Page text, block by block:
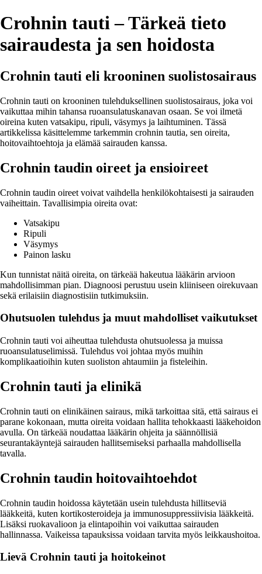
Crohnin tauti – Tärkeä tieto
sairaudesta ja sen hoidosta
Crohnin tauti eli krooninen suolistosairaus
Crohnin tauti on krooninen tulehduksellinen suolistosairaus, joka voi
vaikuttaa mihin tahansa ruoansulatuskanavan osaan. Se voi ilmetä
oireina kuten vatsakipu, ripuli, väsymys ja laihtuminen. Tässä
artikkelissa käsittelemme tarkemmin crohnin tautia, sen oireita,
hoitovaihtoehtoja ja elämää sairauden kanssa.
Crohnin taudin oireet ja ensioireet
Crohnin taudin oireet voivat vaihdella henkilökohtaisesti ja sairauden
vaiheittain. Tavallisimpia oireita ovat:
Vatsakipu
Ripuli
Väsymys
Painon lasku
Kun tunnistat näitä oireita, on tärkeää hakeutua lääkärin arvioon
mahdollisimman pian. Diagnoosi perustuu usein kliiniseen oirekuvaan
sekä erilaisiin diagnostisiin tutkimuksiin.
Ohutsuolen tulehdus ja muut mahdolliset vaikutukset
Crohnin tauti voi aiheuttaa tulehdusta ohutsuolessa ja muissa
ruoansulatuselimissä. Tulehdus voi johtaa myös muihin
komplikaatioihin kuten suoliston ahtaumiin ja fisteleihin.
Crohnin tauti ja elinikä
Crohnin tauti on elinikäinen sairaus, mikä tarkoittaa sitä, että sairaus ei
parane kokonaan, mutta oireita voidaan hallita tehokkaasti lääkehoidon
avulla. On tärkeää noudattaa lääkärin ohjeita ja säännöllisiä
seurantakäyntejä sairauden hallitsemiseksi parhaalla mahdollisella
tavalla.
Crohnin taudin hoitovaihtoehdot
Crohnin taudin hoidossa käytetään usein tulehdusta hillitseviä
lääkkeitä, kuten kortikosteroideja ja immunosuppressiivisia lääkkeitä.
Lisäksi ruokavalioon ja elintapoihin voi vaikuttaa sairauden
hallinnassa. Vaikeissa tapauksissa voidaan tarvita myös leikkaushoitoa.
Lievä Crohnin tauti ja hoitokeinot